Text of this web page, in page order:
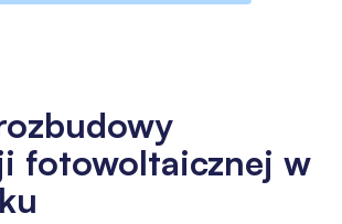
fotowoltaicznej w